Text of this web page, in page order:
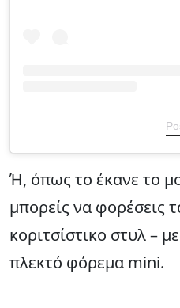
Ή, όπως το έκανε το
μπορείς να φορέσεις
κοριτσίστικο στυλ –
πλεκτό φόρεμα mini.